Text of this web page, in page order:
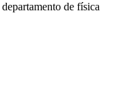
departamento de física